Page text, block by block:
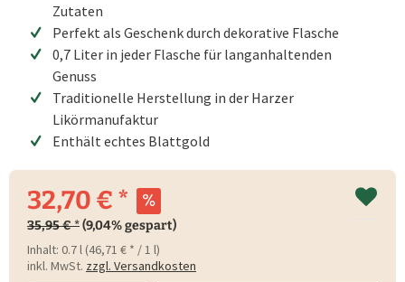
Zutaten
Perfekt als Geschenk durch dekorative Flasche
0,7 Liter in jeder Flasche für langanhaltenden
Genuss
Traditionelle Herstellung in der Harzer
Likörmanufaktur
Enthält echtes Blattgold
32,70 € *
35,95 € *(9,04% gespart)
Inhalt: 0.7 l (46,71 € * / 1 l)
inkl. MwSt. zzgl. Versandkosten